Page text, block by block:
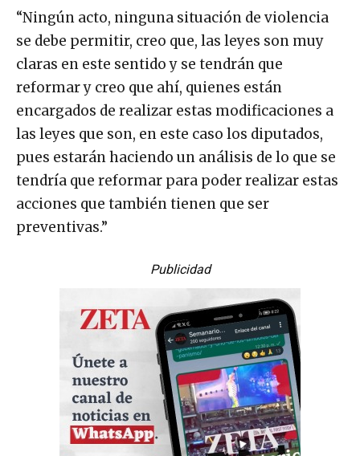
“Ningún acto, ninguna situación de violencia
se debe permitir, creo que, las leyes son muy
claras en este sentido y se tendrán que
reformar y creo que ahí, quienes están
encargados de realizar estas modificaciones a
las leyes que son, en este caso los diputados,
pues estarán haciendo un análisis de lo que se
tendría que reformar para poder realizar estas
acciones que también tienen que ser
preventivas.”
Publicidad